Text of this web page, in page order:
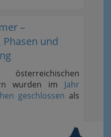
–
und
wurden im Jahr
geschlossen als